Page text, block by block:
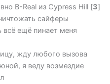
B-Real из Cypress Hill [3]
сайферы
ещё пинает меня
жду любого вызова
я веду возмездие